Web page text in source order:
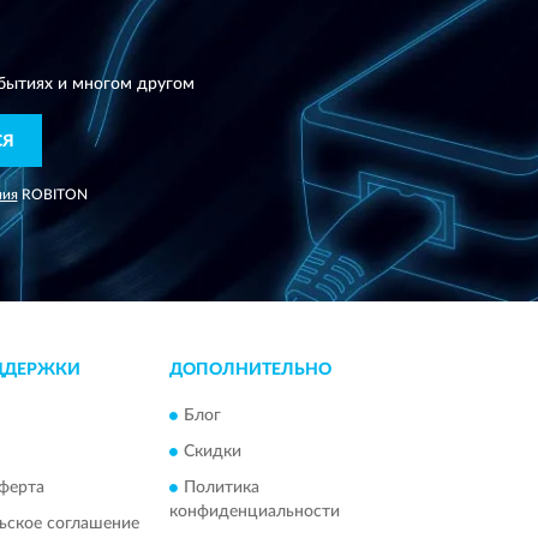
и многом другом
ROBITON
соглашение
ДОПОЛНИТЕЛЬНО
Блог
Скидки
Политика
конфиденциальности